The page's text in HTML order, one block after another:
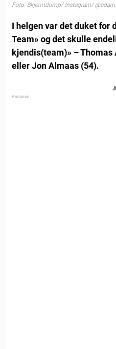
Foto: Skjermdump/ Instagram/
I helgen var det duket for
Team» og det skulle
kjendis(team)» –
eller Jon Almaas (54).